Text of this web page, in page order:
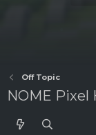
Off Topic
NOME Pixel